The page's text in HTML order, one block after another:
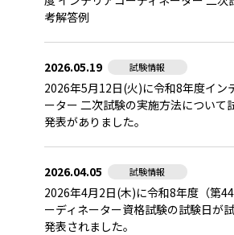
考解答例
2026.05.19 試験情報
2026年5月12日(火)に令和8年度イン
ーター 二次試験の実施方法について
発表がありました。
2026.04.05 試験情報
2026年4月2日(木)に令和8年度（第
ーディネーター資格試験の試験日が
発表されました。